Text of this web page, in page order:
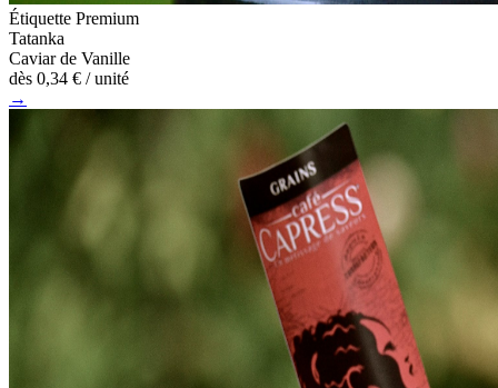
Étiquette Premium
Tatanka
Caviar de Vanille
dès 0,34 € / unité
→